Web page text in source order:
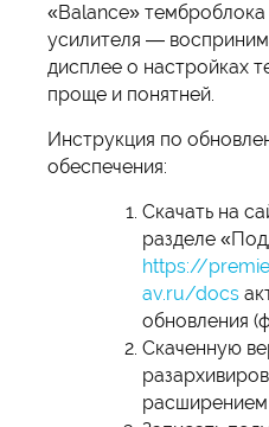
«Balance»
усилителя —
дисплее о настройках
проще и понятней.
Инструкция по
обеспечения:
Скачать на
разделе
https://
av.ru/docs
обновления
Скаченную